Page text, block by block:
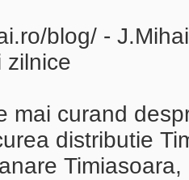
blog/ -
zilnice
mai curand
distributie